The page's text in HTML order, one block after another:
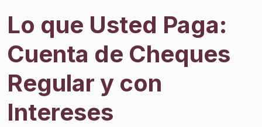
Lo que Usted Paga:
Cuenta de Cheques
Regular y con
Intereses